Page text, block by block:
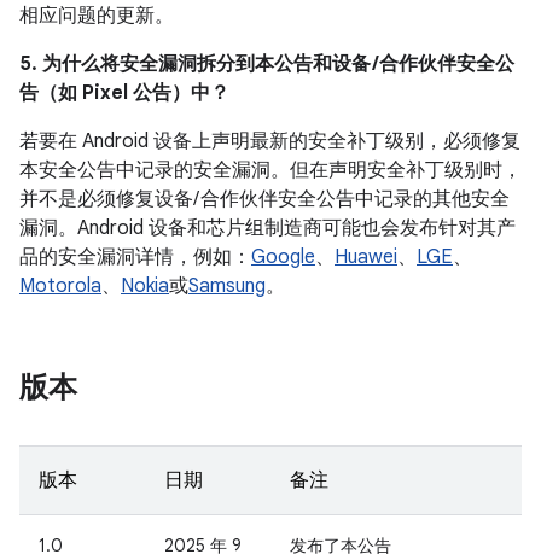
相应问题的更新。
5. 为什么将安全漏洞拆分到本公告和设备 /合作伙伴安全公
告（如 Pixel 公告）中？
若要在 Android 设备上声明最新的安全补丁级别，必须修复
本安全公告中记录的安全漏洞。但在声明安全补丁级别时，
并不是必须修复设备/ 合作伙伴安全公告中记录的其他安全
漏洞。Android 设备和芯片组制造商可能也会发布针对其产
品的安全漏洞详情，例如： Google、 Huawei、 LGE、
Motorola、 Nokia或Samsung。
版本
版本 日期 备注
1.0
2025 年 9
发布了本公告